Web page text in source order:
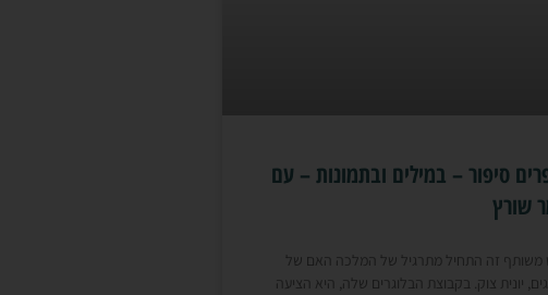
סיפור – במילים ובתמונות – עם
שורץ
משותף זה התחיל מתרגיל של המלכה האם של
יונית צוק. בקבוצת הבלוגרים שלה, היא הציעה